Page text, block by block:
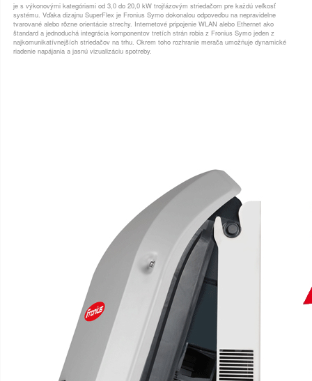
je s výkonovými kategóriami od 3,0 do 20,0 kW trojfázovým striedačom pre každú veľkosť
systému. Vďaka dizajnu SuperFlex je Fronius Symo dokonalou odpoveďou na nepravidelne
tvarované alebo rôzne orientácie strechy. Internetové pripojenie WLAN alebo Ethernet ako
štandard a jednoduchá integrácia komponentov tretích strán robia z Fronius Symo jeden z
najkomunikatívnejších striedačov na trhu. Okrem toho rozhranie merača umožňuje dynamické
riadenie napájania a jasnú vizualizáciu spotreby.